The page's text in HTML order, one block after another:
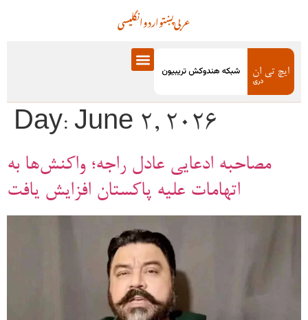
انگلیسیاردوپښتوعربی
Day: June 2, 2026
مصاحبه ادعایی عادل راجه؛ واکنش‌ها به
اتهامات علیه پاکستان افزایش یافت